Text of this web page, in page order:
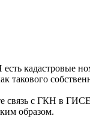
кадастровые
такового
связь с ГКН в
образом.